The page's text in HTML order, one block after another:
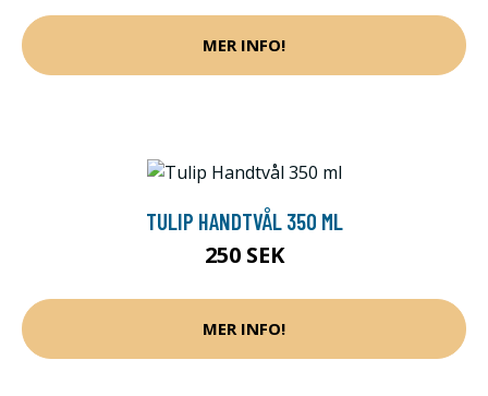
MER INFO!
TULIP HANDTVÅL 350 ML
250 SEK
MER INFO!